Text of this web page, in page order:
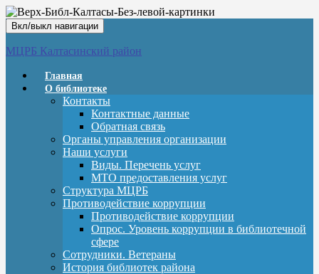
Вкл/выкл навигации
МЦРБ Калтасинский район
Главная
О библиотеке
Контакты
Контактные данные
Обратная связь
Органы управления организации
Наши услуги
Виды. Перечень услуг
МТО предоставления услуг
Структура МЦРБ
Противодействие коррупции
Противодействие коррупции
Опрос. Уровень коррупции в библиотечной
сфере
Сотрудники. Ветераны
История библиотек района